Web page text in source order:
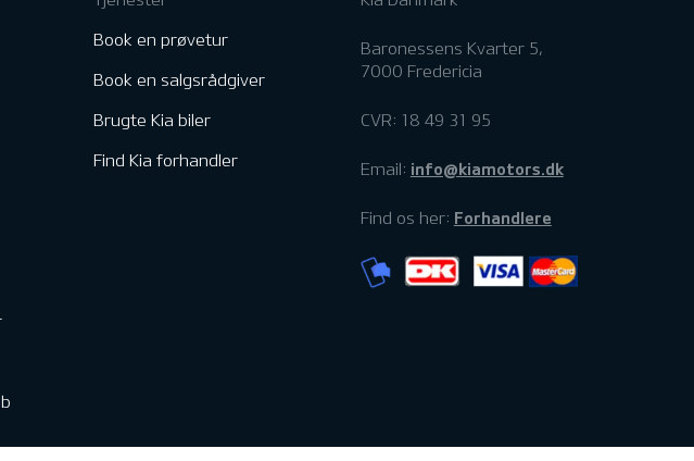
Book en prøvetur
Book en salgsrådgiver
Brugte Kia biler
Find Kia forhandler
Baronessens Kvarter 5,
7000 Fredericia
CVR: 18 49 31 95
Email: info@kiamotors.dk
Find os her: Forhandlere